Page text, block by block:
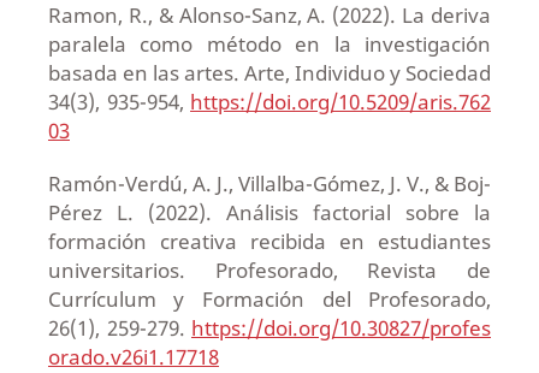
Ramon, R., & Alonso-Sanz, A. (2022). La deriva
paralela como método en la investigación
basada en las artes. Arte, Individuo y Sociedad
34(3), 935-954, https://doi.org/10.5209/aris.762
03
Ramón-Verdú, A. J., Villalba-Gómez, J. V., & Boj-
Pérez L. (2022). Análisis factorial sobre la
formación creativa recibida en estudiantes
universitarios. Profesorado, Revista de
Currículum y Formación del Profesorado,
26(1), 259-279. https://doi.org/10.30827/profes
orado.v26i1.17718